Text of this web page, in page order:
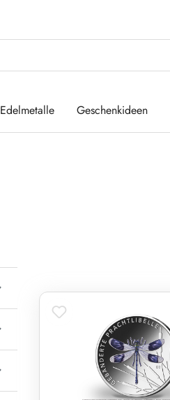
Edelmetalle Geschenkideen